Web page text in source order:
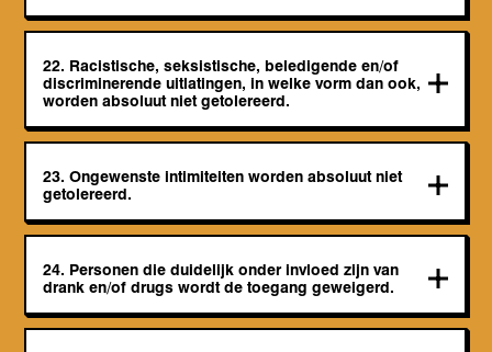
22. Racistische, seksistische, beledigende en/of
discriminerende uitlatingen, in welke vorm dan ook,
worden absoluut niet getolereerd.
23. Ongewenste intimiteiten worden absoluut niet
getolereerd.
24. Personen die duidelijk onder invloed zijn van
drank en/of drugs wordt de toegang geweigerd.